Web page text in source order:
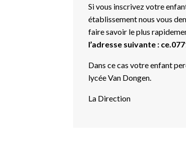
Si vous inscrivez votre
établissement nous vous
faire savoir le plus
l’adresse suivante :
Dans ce cas votre enfant
lycée Van Dongen.
La Direction